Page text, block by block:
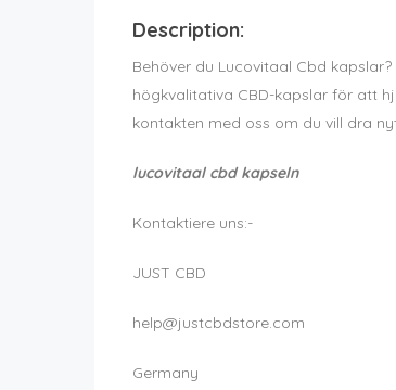
Description:
Behöver du Lucovitaal Cbd
högkvalitativa CBD-kapslar för att
kontakten med oss om du vill dra
lucovitaal cbd kapseln
Kontaktiere uns:-
JUST CBD
help@justcbdstore.com
Germany